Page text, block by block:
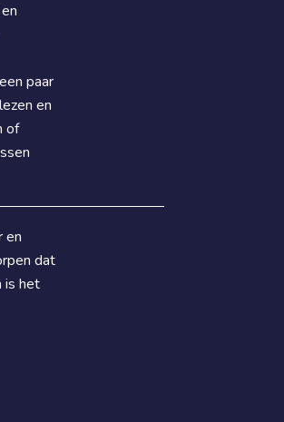
paar
en
of
en
dat
is het